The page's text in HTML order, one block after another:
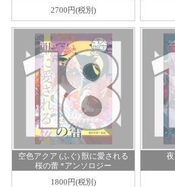
2700円(税別)
空色アクア (ふぐ) 獣に愛される
桜の蕾 *アンソロジー
1800円(税別)